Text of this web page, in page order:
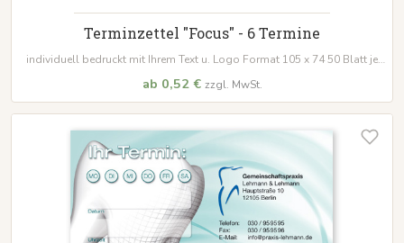
Terminzettel "Focus" - 6 Termine
individuell bedruckt mit Ihrem Text u. Logo Format 105 x 74 50 Blatt je
ab 0,52 € zzgl. MwSt.